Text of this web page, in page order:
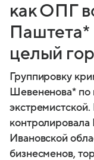
как ОПГ
Паштета*
целый
Группировку
Шевененова* по
контролировала
Ивановской
бизнесменов,